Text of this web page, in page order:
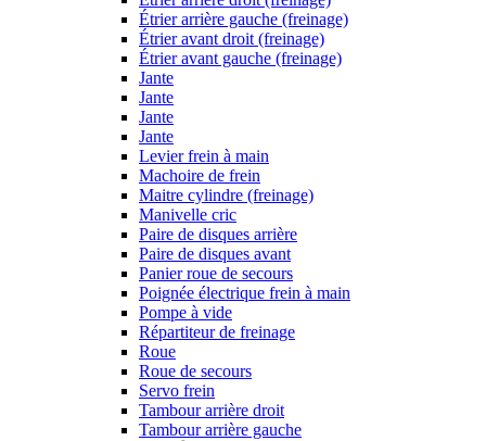
Étrier arrière gauche (freinage)
Étrier avant droit (freinage)
Étrier avant gauche (freinage)
Jante
Jante
Jante
Jante
Levier frein à main
Machoire de frein
Maitre cylindre (freinage)
Manivelle cric
Paire de disques arrière
Paire de disques avant
Panier roue de secours
Poignée électrique frein à main
Pompe à vide
Répartiteur de freinage
Roue
Roue de secours
Servo frein
Tambour arrière droit
Tambour arrière gauche